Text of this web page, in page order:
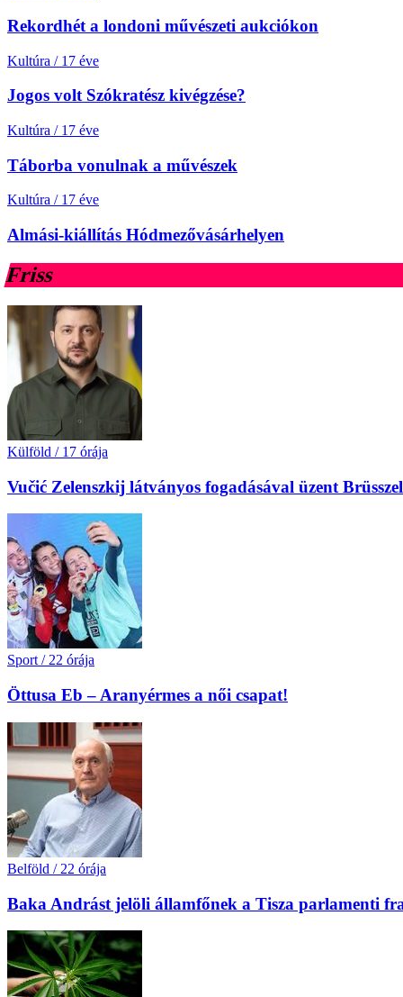
Rekordhét a londoni művészeti aukciókon
Kultúra / 17 éve
Jogos volt Szókratész kivégzése?
Kultúra / 17 éve
Táborba vonulnak a művészek
Kultúra / 17 éve
Almási-kiállítás Hódmezővásárhelyen
Friss
Külföld / 17 órája
Vučić Zelenszkij látványos fogadásával üzent
Sport / 22 órája
Öttusa Eb – Aranyérmes a női csapat!
Belföld / 22 órája
Baka Andrást jelöli államfőnek a Tisza parlamenti